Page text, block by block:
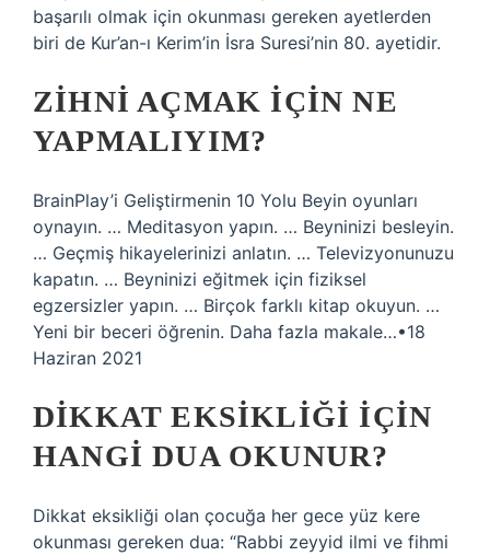
başarılı olmak için okunması gereken ayetlerden
biri de Kur’an-ı Kerim’in İsra Suresi’nin 80. ayetidir.
ZIHNI AÇMAK IÇIN NE
YAPMALIYIM?
BrainPlay’i Geliştirmenin 10 Yolu Beyin oyunları
oynayın. … Meditasyon yapın. … Beyninizi besleyin.
… Geçmiş hikayelerinizi anlatın. … Televizyonunuzu
kapatın. … Beyninizi eğitmek için fiziksel
egzersizler yapın. … Birçok farklı kitap okuyun. …
Yeni bir beceri öğrenin. Daha fazla makale…•18
Haziran 2021
DIKKAT EKSIKLIĞI IÇIN
HANGI DUA OKUNUR?
Dikkat eksikliği olan çocuğa her gece yüz kere
okunması gereken dua: “Rabbi zeyyid ilmi ve fihmi